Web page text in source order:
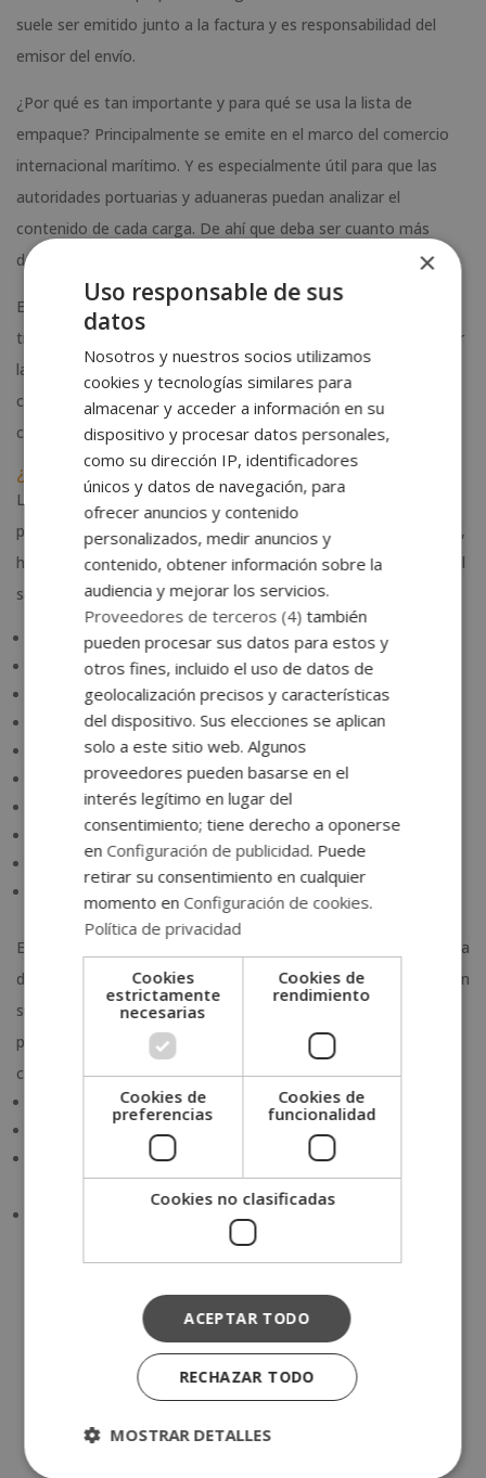
suele ser emitido junto a la factura y es responsabilidad del
emisor del envío.
¿Por qué es tan importante y para qué se usa la lista de
empaque? Principalmente se emite en el marco del comercio
internacional marítimo. Y es especialmente útil para que las
autoridades portuarias y aduaneras puedan analizar el
contenido de cada carga. De ahí que deba ser cuanto más
detallado, mejor.
El packing list es un documento tan importante en el
transporte marítimo internacional que sin él no se puede emitir
la ‘
bill of landing’ (B/L), el documento que creadita que se ha
contratado un espacio en un buque para una operación
comercial de transporte internacional.
¿Cómo rellenar una lista de empaque?
Lo cierto es que no existe un modelo único y “oficial” al que
podamos acogernos cuando hablamos del packing list. Aún así,
hay algunos datos imprescindibles que deben aparecer sea cual
sea el modelo que usemos. Estos son:
Datos de contacto y fiscales del shipper (expedidor)
Datos del consignee (receptor)
Origen de las mercancías
Destino del envío
Cantidad total de bultos
Descripción de los bultos y/o mercancía
Volumen y peso de cada uno
Volumen y peso total del envío
Estos serían los datos básicos que debe contener cualquier lista
de empaque. Generalmente, los shippers o expedidores realizan
sus
packing listen una hoja de cálculo en la que también
pueden añadir otros datos adicionales muy recomendables
como:
Valor de los bultos
Numero de precinto de cada contenedor
En el caso de existir varios contenedores, indicar qué es lo
El código del sistema armonizado, HS o TARIC.
Convenios y acreditaciones
×
Uso responsable de sus
datos
Nosotros y nuestros socios utilizamos
cookies y tecnologías similares para
almacenar y acceder a información en su
dispositivo y procesar datos personales,
como su dirección IP, identificadores
únicos y datos de navegación, para
ofrecer anuncios y contenido
personalizados, medir anuncios y
contenido, obtener información sobre la
audiencia y mejorar los servicios.
Proveedores de terceros (4) también
pueden procesar sus datos para estos y
otros fines, incluido el uso de datos de
geolocalización precisos y características
del dispositivo. Sus elecciones se aplican
solo a este sitio web. Algunos
proveedores pueden basarse en el
interés legítimo en lugar del
consentimiento; tiene derecho a oponerse
en Configuración de publicidad. Puede
retirar su consentimiento en cualquier
momento en Configuración de cookies.
Política de privacidad
Cookies
estrictamente
necesarias
Cookies de
rendimiento
Cookies de
preferencias
Cookies de
funcionalidad
Cookies no clasificadas
ACEPTAR TODO
RECHAZAR TODO
MOSTRAR DETALLES